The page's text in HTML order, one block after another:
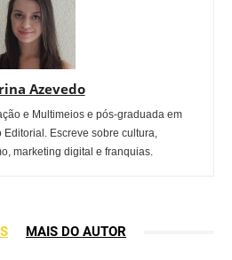
Azevedo
e Multimeios e pós-graduada em
Editorial. Escreve sobre cultura,
marketing digital e franquias.
MAIS DO AUTOR